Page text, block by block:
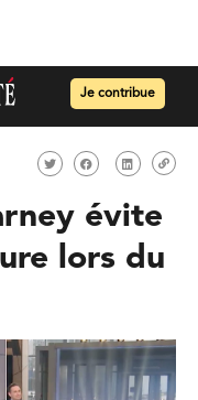
Je contribue
évite
lors du